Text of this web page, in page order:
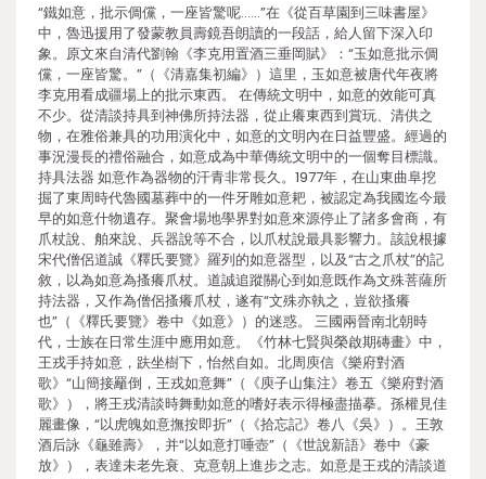
“鐵如意，批示倜儻，一座皆驚呢……”在《從百草園到三味書屋》
中，魯迅援用了發蒙教員壽鏡吾朗讀的一段話，給人留下深入印
象。原文來自清代劉翰《李克用置酒三垂岡賦》：“玉如意批示倜
儻，一座皆驚。”（《清嘉集初編》）這里，玉如意被唐代年夜將
李克用看成疆場上的批示東西。 在傳統文明中，如意的效能可真
不少。從清談持具到神佛所持法器，從止癢東西到賞玩、清供之
物，在雅俗兼具的功用演化中，如意的文明內在日益豐盛。經過的
事況漫長的禮俗融合，如意成為中華傳統文明中的一個奪目標識。
持具法器 如意作為器物的汗青非常長久。1977年，在山東曲阜挖
掘了東周時代魯國墓葬中的一件牙雕如意耙，被認定為我國迄今最
早的如意什物遺存。聚會場地學界對如意來源停止了諸多會商，有
爪杖說、舶來說、兵器說等不合，以爪杖說最具影響力。該說根據
宋代僧侶道誠《釋氏要覽》羅列的如意器型，以及“古之爪杖”的記
敘，以為如意為搔癢爪杖。道誠追蹤關心到如意既作為文殊菩薩所
持法器，又作為僧侶搔癢爪杖，遂有“文殊亦執之，豈欲搔癢
也”（《釋氏要覽》卷中《如意》）的迷惑。 三國兩晉南北朝時
代，士族在日常生涯中應用如意。《竹林七賢與榮啟期磚畫》中，
王戎手持如意，趺坐樹下，怡然自如。北周庾信《樂府對酒
歌》“山簡接䍦倒，王戎如意舞”（《庾子山集注》卷五《樂府對酒
歌》），將王戎清談時舞動如意的嗜好表示得極盡描摹。孫權見佳
麗畫像，“以虎魄如意撫按即折”（《拾忘記》卷八《吳》）。王敦
酒后詠《龜雖壽》，并“以如意打唾壺”（《世說新語》卷中《豪
放》），表達未老先衰、克意朝上進步之志。如意是王戎的清談道